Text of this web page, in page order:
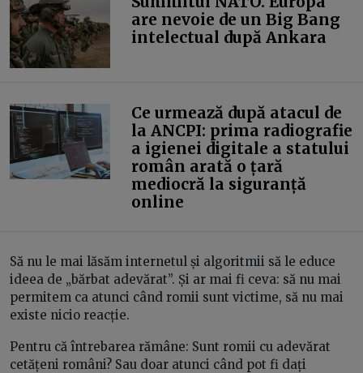
are nevoie de un Big Bang
intelectual după Ankara
Ce urmează după atacul de
la ANCPI: prima radiografie
a igienei digitale a statului
român arată o țară
mediocră la siguranță
online
Să nu le mai lăsăm internetul și algoritmii să le educe
ideea de „bărbat adevărat”. Și ar mai fi ceva: să nu mai
permitem ca atunci când romii sunt victime, să nu mai
existe nicio reacție.
Pentru că întrebarea rămâne: Sunt romii cu adevărat
cetățeni români? Sau doar atunci când pot fi dați